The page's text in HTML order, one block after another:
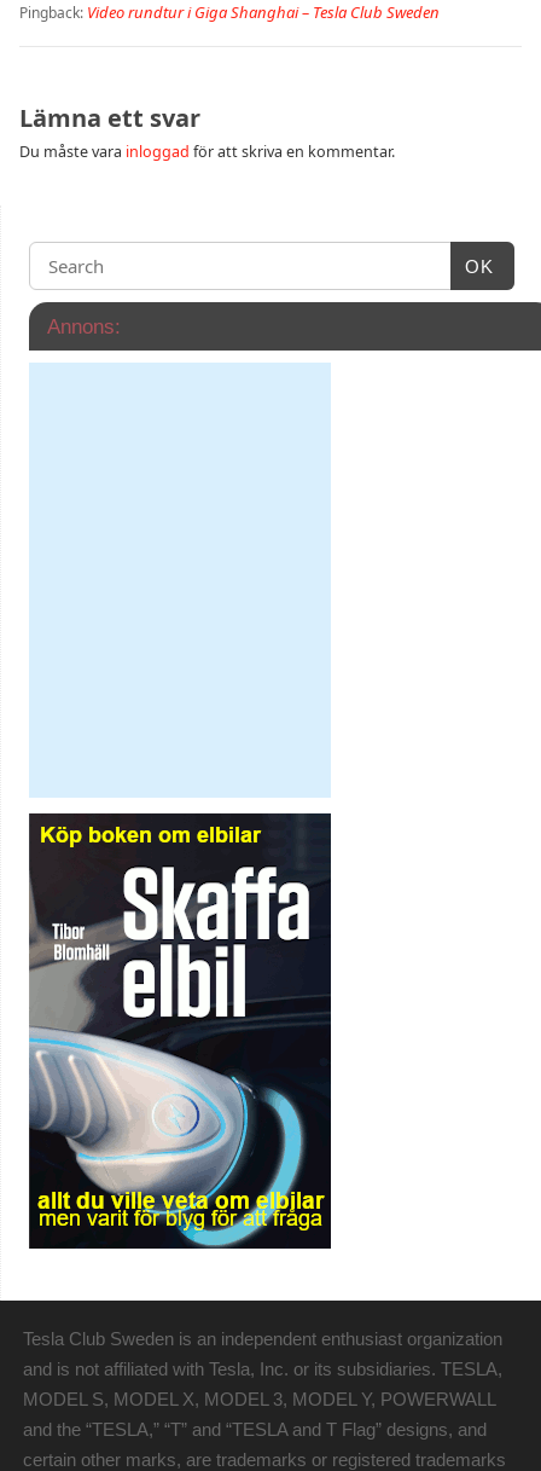
Pingback: Video rundtur i Giga Shanghai – Tesla Club Sweden
Lämna ett svar
Du måste vara inloggad för att skriva en kommentar.
OK
Annons:
Tesla Club Sweden is an independent enthusiast organization
and is not affiliated with Tesla, Inc. or its subsidiaries. TESLA,
MODEL S, MODEL X, MODEL 3, MODEL Y, POWERWALL
and the “TESLA,” “T” and “TESLA and T Flag” designs, and
certain other marks, are trademarks or registered trademarks